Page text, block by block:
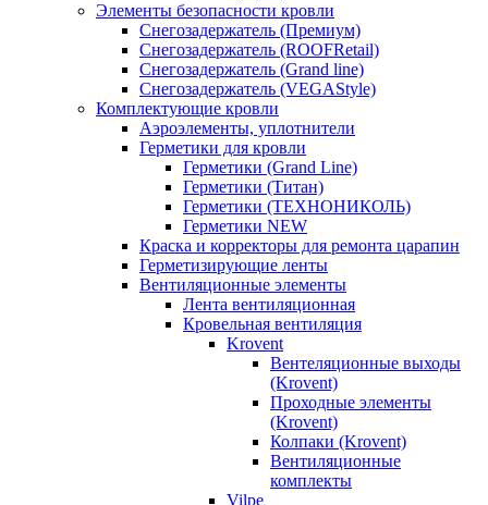
Элементы безопасности кровли
Снегозадержатель (Премиум)
Снегозадержатель (ROOFRetail)
Снегозадержатель (Grand line)
Снегозадержатель (VEGAStyle)
Комплектующие кровли
Аэроэлементы, уплотнители
Герметики для кровли
Герметики (Grand Line)
Герметики (Титан)
Герметики (ТЕХНОНИКОЛЬ)
Герметики NEW
Краска и корректоры для ремонта царапин
Герметизирующие ленты
Вентиляционные элементы
Лента вентиляционная
Кровельная вентиляция
Krovent
Вентеляционные выходы
(Krovent)
Проходные элементы
(Krovent)
Колпаки (Krovent)
Вентиляционные
комплекты
Vilpe